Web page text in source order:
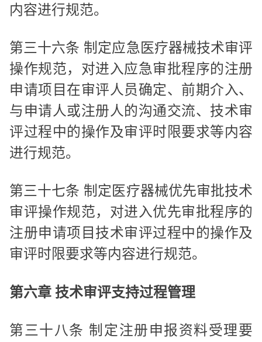
内容进行规范。
第三十六条 制定应急医疗器械技术审评
操作规范，对进入应急审批程序的注册
申请项目在审评人员确定、前期介入、
与申请人或注册人的沟通交流、技术审
评过程中的操作及审评时限要求等内容
进行规范。
第三十七条 制定医疗器械优先审批技术
审评操作规范，对进入优先审批程序的
注册申请项目技术审评过程中的操作及
审评时限要求等内容进行规范。
第六章 技术审评支持过程管理
第三十八条 制定注册申报资料受理要